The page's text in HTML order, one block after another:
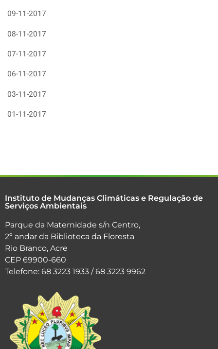
09-11-2017
08-11-2017
07-11-2017
06-11-2017
03-11-2017
01-11-2017
Instituto de Mudanças Climáticas e Regulação de
Serviços Ambientais
Parque da Maternidade s/n Centro,
2º andar da Biblioteca da Floresta
Rio Branco, Acre
CEP 69900-660
Telefone: 68 3223 1933 / 68 3223 9962